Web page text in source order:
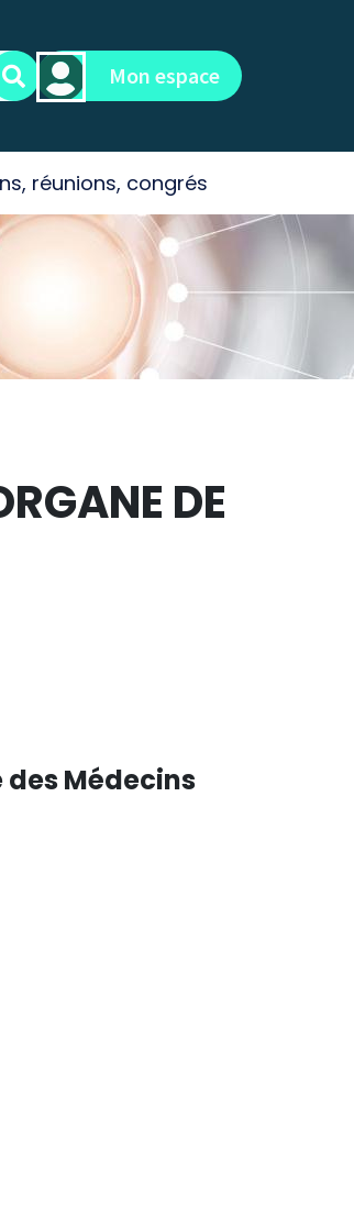
Mon espace
réunions, congrés
DE
Médecins